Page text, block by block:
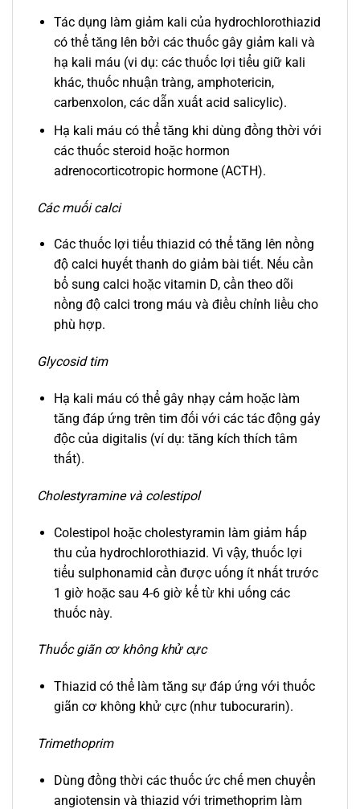
Tác dụng làm giảm kali của hydrochlorothiazid
có thể tăng lên bởi các thuốc gây giảm kali và
hạ kali máu (vi dụ: các thuốc lợi tiểu giữ kali
khác, thuốc nhuận tràng, amphotericin,
carbenxolon, các dẫn xuất acid salicylic).
Hạ kali máu có thể tăng khi dùng đồng thời với
các thuốc steroid hoặc hormon
adrenocorticotropic hormone (ACTH).
Các muối calci
Các thuốc lợi tiểu thiazid có thể tăng lên nồng
độ calci huyết thanh do giảm bài tiết. Nếu cần
bổ sung calci hoặc vitamin D, cần theo dõi
nồng độ calci trong máu và điều chỉnh liều cho
phù hợp.
Glycosid tim
Hạ kali máu có thể gây nhạy cảm hoặc làm
tăng đáp ứng trên tim đối với các tác động gảy
độc của digitalis (ví dụ: tăng kích thích tâm
thất).
Cholestyramine và colestipol
Colestipol hoặc cholestyramin làm giảm hấp
thu của hydrochlorothiazid. Vì vậy, thuốc lợi
tiểu sulphonamid cần được uống ít nhất trước
1 giờ hoặc sau 4-6 giờ kể từ khi uống các
thuốc này.
Thuốc giãn cơ không khử cực
Thiazid có thể làm tăng sự đáp ứng với thuốc
giãn cơ không khử cực (như tubocurarin).
Trimethoprim
Dùng đồng thời các thuốc ức chế men chuyển
angiotensin và thiazid với trimethoprim làm